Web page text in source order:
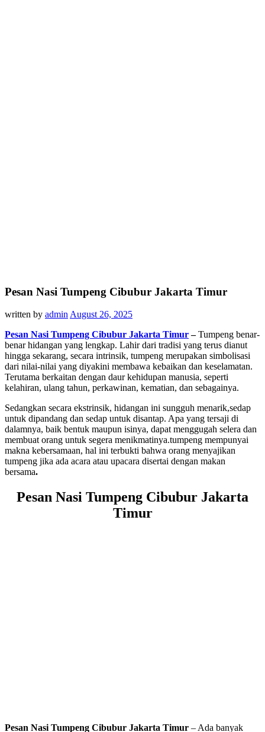
Pesan Nasi Tumpeng Cibubur Jakarta Timur
written by adminAugust 26, 2025
Pesan Nasi Tumpeng Cibubur Jakarta Timur–Tumpeng benar-
benar hidangan yang lengkap. Lahir dari tradisi yang terus dianut
hingga sekarang, secara intrinsik, tumpeng merupakan simbolisasi
dari nilai-nilai yang diyakini membawa kebaikan dan keselamatan.
Terutama berkaitan dengan daur kehidupan manusia, seperti
kelahiran, ulang tahun, perkawinan, kematian, dan sebagainya.
Sedangkan secara ekstrinsik, hidangan ini sungguh menarik,sedap
untuk dipandang dan sedap untuk disantap. Apa yang tersaji di
dalamnya, baik bentuk maupun isinya, dapat menggugah selera dan
membuat orang untuk segera menikmatinya.tumpeng mempunyai
makna kebersamaan, hal ini terbukti bahwa orang menyajikan
tumpeng jika ada acara atau upacara disertai dengan makan
bersama.
Pesan Nasi Tumpeng Cibubur Jakarta
Timur
Pesan Nasi Tumpeng Cibubur Jakarta Timur – Ada banyak